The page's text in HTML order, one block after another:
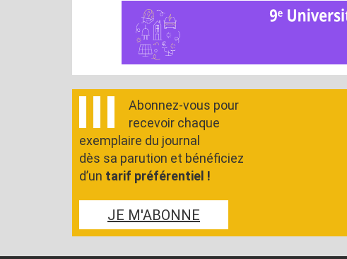
Abonnez-vous pour
recevoir chaque
exemplaire du journal
dès sa parution et bénéficiez
d’un tarif préférentiel !
JE M'ABONNE